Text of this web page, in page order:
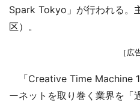
Spark Tokyo」が行われる。
区）。
［広
「Creative Time Machine
ーネットを取り巻く業界を「